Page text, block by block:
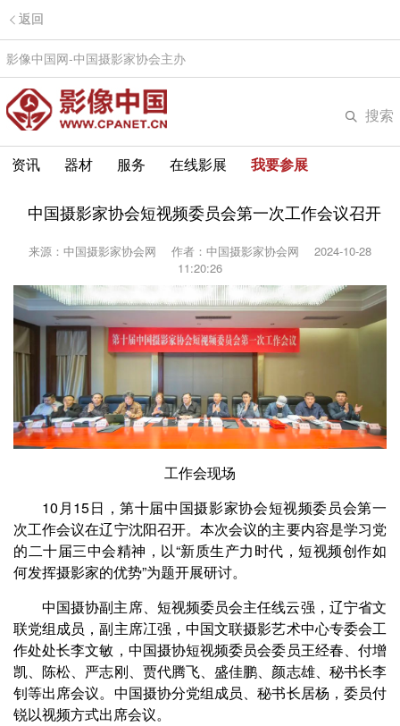
返回
影像中国网-中国摄影家协会主办
搜索
资讯 器材 服务 在线影展 我要参展
中国摄影家协会短视频委员会第一次工作会议召开
来源：中国摄影家协会网 作者：中国摄影家协会网
2024-10-28
11:20:26
工作会现场
10月15日，第十届中国摄影家协会短视频委员会第一
次工作会议在辽宁沈阳召开。本次会议的主要内容是学习党
的二十届三中会精神，以“新质生产力时代，短视频创作如
何发挥摄影家的优势”为题开展研讨。
中国摄协副主席、短视频委员会主任线云强，辽宁省文
联党组成员，副主席冮强，中国文联摄影艺术中心专委会工
作处处长李文敏，中国摄协短视频委员会委员王经春、付增
凯、陈松、严志刚、贾代腾飞、盛佳鹏、颜志雄、秘书长李
钊等出席会议。中国摄协分党组成员、秘书长居杨，委员付
锐以视频方式出席会议。